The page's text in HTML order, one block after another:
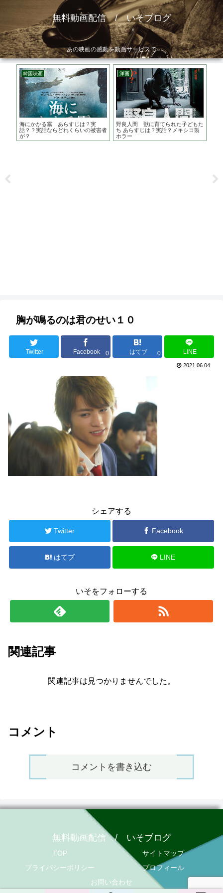
無料動画配信 / いそブログ
あの映画の感動を動画サービスで
韓国映画
海にかかる霧 あらすじは？実
話？？実話ならどれくらいの被害者
が？
洋画
野良人間 獣に育てられた子どもた
ち あらすじは？実話？メキシコ製
ホラー
胸が鳴るのは君のせい１０
Twitter Facebook 0 はてブ 0 LINE
2021.06.04
シェアする
Twitter Facebook
はてブ LINE
いそをフォローする
関連記事
関連記事は見つかりませんでした。
コメント
コメントを書き込む
無料動画配信 / いそブログ
TOP
サイトマップ
プライバシーポリシー
プロフィール
お問い合わせ